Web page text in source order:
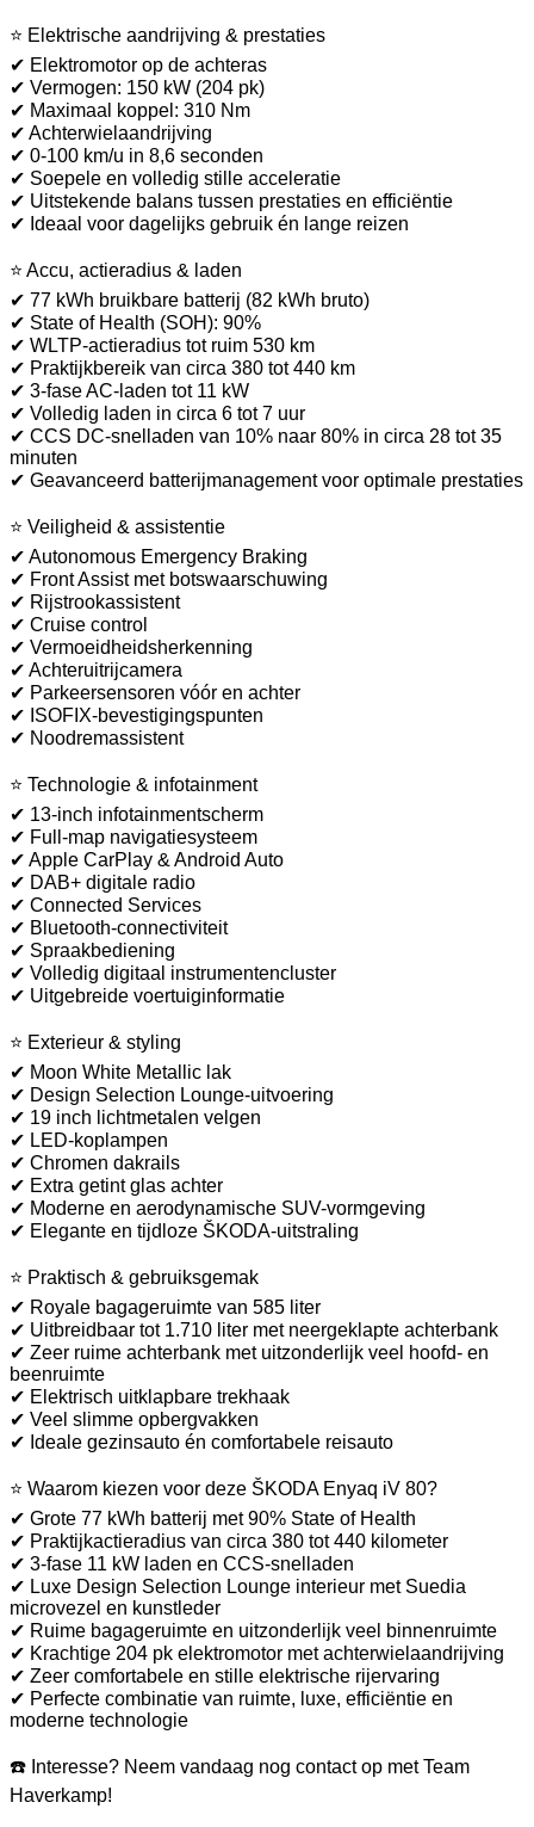
⭐ Elektrische aandrijving & prestaties
✔ Elektromotor op de achteras
✔ Vermogen: 150 kW (204 pk)
✔ Maximaal koppel: 310 Nm
✔ Achterwielaandrijving
✔ 0-100 km/u in 8,6 seconden
✔ Soepele en volledig stille acceleratie
✔ Uitstekende balans tussen prestaties en efficiëntie
✔ Ideaal voor dagelijks gebruik én lange reizen
⭐ Accu, actieradius & laden
✔ 77 kWh bruikbare batterij (82 kWh bruto)
✔ State of Health (SOH): 90%
✔ WLTP-actieradius tot ruim 530 km
✔ Praktijkbereik van circa 380 tot 440 km
✔ 3-fase AC-laden tot 11 kW
✔ Volledig laden in circa 6 tot 7 uur
✔ CCS DC-snelladen van 10% naar 80% in circa 28 tot 35
minuten
✔ Geavanceerd batterijmanagement voor optimale prestaties
⭐ Veiligheid & assistentie
✔ Autonomous Emergency Braking
✔ Front Assist met botswaarschuwing
✔ Rijstrookassistent
✔ Cruise control
✔ Vermoeidheidsherkenning
✔ Achteruitrijcamera
✔ Parkeersensoren vóór en achter
✔ ISOFIX-bevestigingspunten
✔ Noodremassistent
⭐ Technologie & infotainment
✔ 13-inch infotainmentscherm
✔ Full-map navigatiesysteem
✔ Apple CarPlay & Android Auto
✔ DAB+ digitale radio
✔ Connected Services
✔ Bluetooth-connectiviteit
✔ Spraakbediening
✔ Volledig digitaal instrumentencluster
✔ Uitgebreide voertuiginformatie
⭐ Exterieur & styling
✔ Moon White Metallic lak
✔ Design Selection Lounge-uitvoering
✔ 19 inch lichtmetalen velgen
✔ LED-koplampen
✔ Chromen dakrails
✔ Extra getint glas achter
✔ Moderne en aerodynamische SUV-vormgeving
✔ Elegante en tijdloze ŠKODA-uitstraling
⭐ Praktisch & gebruiksgemak
✔ Royale bagageruimte van 585 liter
✔ Uitbreidbaar tot 1.710 liter met neergeklapte achterbank
✔ Zeer ruime achterbank met uitzonderlijk veel hoofd- en
beenruimte
✔ Elektrisch uitklapbare trekhaak
✔ Veel slimme opbergvakken
✔ Ideale gezinsauto én comfortabele reisauto
⭐ Waarom kiezen voor deze ŠKODA Enyaq iV 80?
✔ Grote 77 kWh batterij met 90% State of Health
✔ Praktijkactieradius van circa 380 tot 440 kilometer
✔ 3-fase 11 kW laden en CCS-snelladen
✔ Luxe Design Selection Lounge interieur met Suedia
microvezel en kunstleder
✔ Ruime bagageruimte en uitzonderlijk veel binnenruimte
✔ Krachtige 204 pk elektromotor met achterwielaandrijving
✔ Zeer comfortabele en stille elektrische rijervaring
✔ Perfecte combinatie van ruimte, luxe, efficiëntie en
moderne technologie
☎️ Interesse? Neem vandaag nog contact op met Team
Haverkamp!